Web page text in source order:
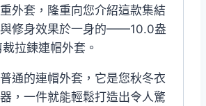
外套，隆重向您介紹這款集結
與修身效果於一身的——10.0盎
拉鍊連帽外套。
通的連帽外套，它是您秋冬衣
，一件就能輕鬆打造出令人驚